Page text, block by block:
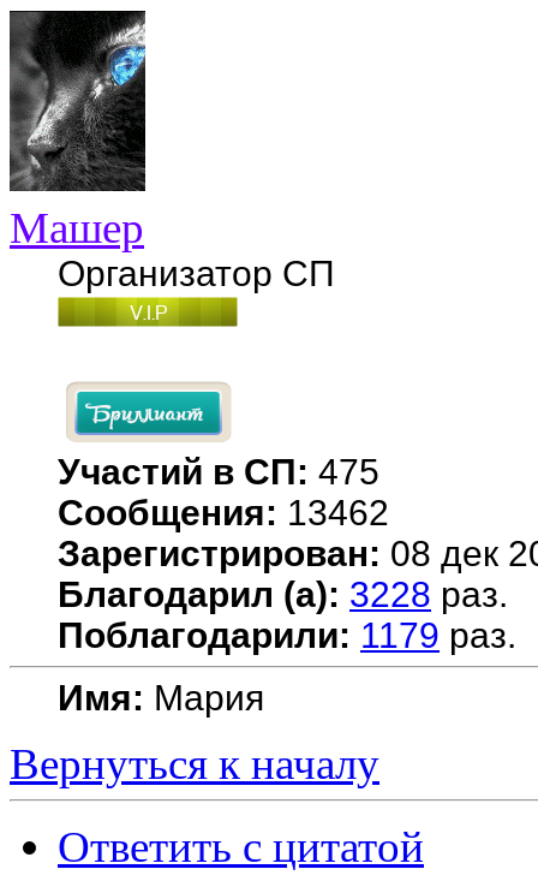
Машер
Организатор СП
Участий в СП: 475
Сообщения: 13462
Зарегистрирован: 08 дек
Благодарил (а): 3228 раз.
Поблагодарили: 1179 раз.
Имя: Мария
Вернуться к началу
Ответить с цитатой